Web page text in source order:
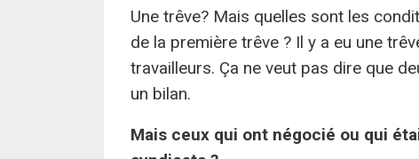
Une trêve? Mais quelles sont les
de la première trêve ? Il y a eu une
travailleurs. Ça ne veut pas dire que
un bilan.
Mais ceux qui ont négocié ou qui